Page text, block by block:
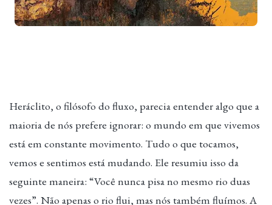
Heráclito, o filósofo do fluxo, parecia entender algo que a
maioria de nós prefere ignorar: o mundo em que vivemos
está em constante movimento. Tudo o que tocamos,
vemos e sentimos está mudando. Ele resumiu isso da
seguinte maneira: “Você nunca pisa no mesmo rio duas
vezes”. Não apenas o rio flui, mas nós também fluímos. A